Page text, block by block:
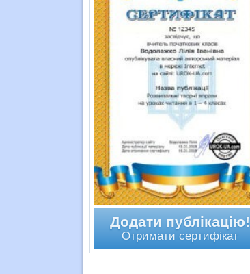
Додати публікацію!
Отримати сертифікат